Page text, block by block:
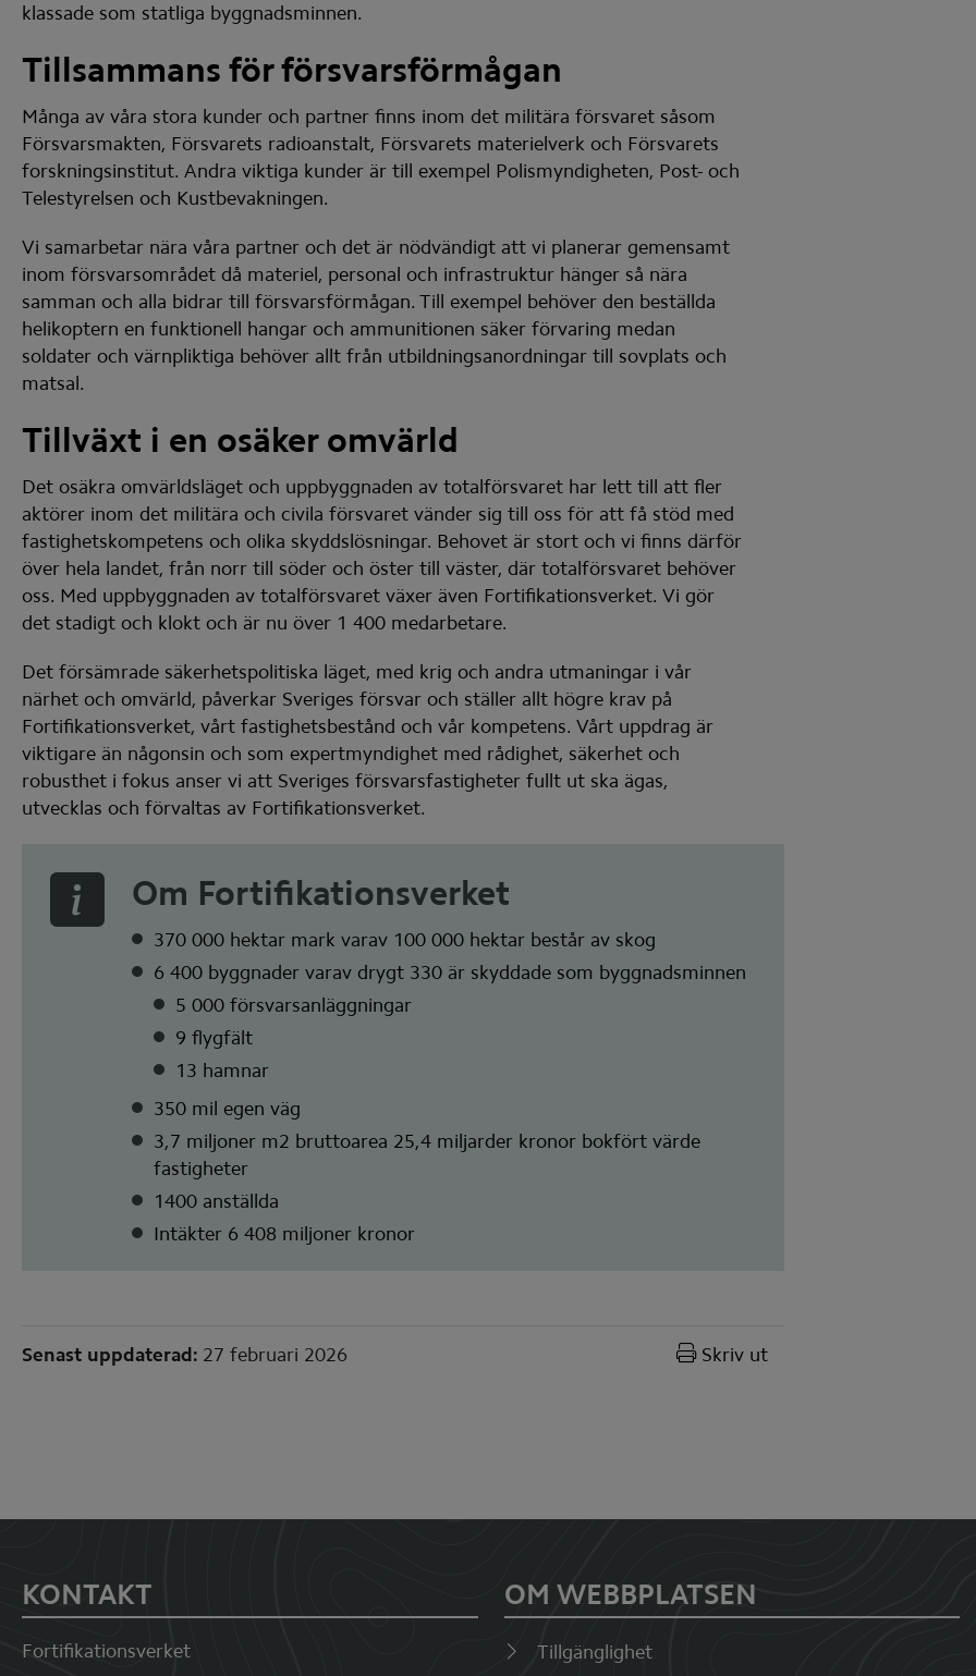
klassade som statliga byggnadsminnen.
Tillsammans för försvarsförmågan
Många av våra stora kunder och partner finns inom det militära försvaret såsom
Försvarsmakten, Försvarets radioanstalt, Försvarets materielverk och Försvarets
forskningsinstitut. Andra viktiga kunder är till exempel Polismyndigheten, Post- och
Telestyrelsen och Kustbevakningen.
Vi samarbetar nära våra partner och det är nödvändigt att vi planerar gemensamt
inom försvarsområdet då materiel, personal och infrastruktur hänger så nära
samman och alla bidrar till försvarsförmågan. Till exempel behöver den beställda
helikoptern en funktionell hangar och ammunitionen säker förvaring medan
soldater och värnpliktiga behöver allt från utbildningsanordningar till sovplats och
matsal.
Tillväxt i en osäker omvärld
Det osäkra omvärldsläget och uppbyggnaden av totalförsvaret har lett till att fler
aktörer inom det militära och civila försvaret vänder sig till oss för att få stöd med
fastighetskompetens och olika skyddslösningar. Behovet är stort och vi finns därför
över hela landet, från norr till söder och öster till väster, där totalförsvaret behöver
oss. Med uppbyggnaden av totalförsvaret växer även Fortifikationsverket. Vi gör
det stadigt och klokt och är nu över 1 400 medarbetare.
Det försämrade säkerhetspolitiska läget, med krig och andra utmaningar i vår
närhet och omvärld, påverkar Sveriges försvar och ställer allt högre krav på
Fortifikationsverket, vårt fastighetsbestånd och vår kompetens. Vårt uppdrag är
viktigare än någonsin och som expertmyndighet med rådighet, säkerhet och
robusthet i fokus anser vi att Sveriges försvarsfastigheter fullt ut ska ägas,
utvecklas och förvaltas av Fortifikationsverket.
Om Fortifikationsverket
370 000 hektar mark varav 100 000 hektar består av skog
6 400 byggnader varav drygt 330 är skyddade som byggnadsminnen
5 000 försvarsanläggningar
9 flygfält
13 hamnar
350 mil egen väg
3,7 miljoner m2 bruttoarea 25,4 miljarder kronor bokfört värde
fastigheter
1400 anställda
Intäkter 6 408 miljoner kronor
Sidinformation
Senast uppdaterad: 27 februari 2026 Skriv ut
Sidfot
KONTAKT
Fortifikationsverket
OM WEBBPLATSEN
Tillgänglighet